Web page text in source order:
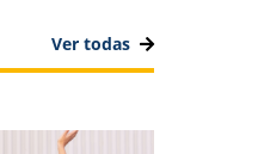
Ver todas